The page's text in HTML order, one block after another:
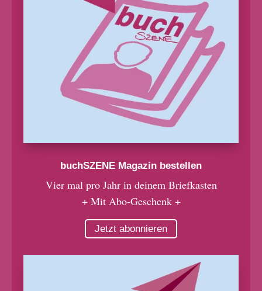
buchSZENE Magazin bestellen
Vier mal pro Jahr in deinem Briefkasten
+ Mit Abo-Geschenk +
Jetzt abonnieren